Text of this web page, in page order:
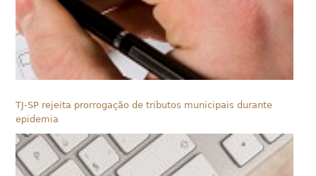
TJ-SP rejeita prorrogação de tributos municipais durante
epidemia